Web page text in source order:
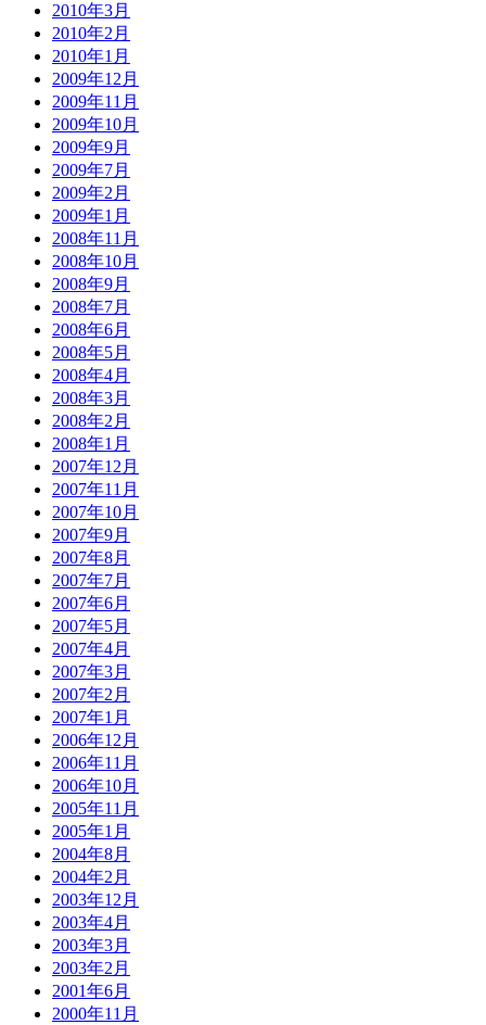
2010年3月
2010年2月
2010年1月
2009年12月
2009年11月
2009年10月
2009年9月
2009年7月
2009年2月
2009年1月
2008年11月
2008年10月
2008年9月
2008年7月
2008年6月
2008年5月
2008年4月
2008年3月
2008年2月
2008年1月
2007年12月
2007年11月
2007年10月
2007年9月
2007年8月
2007年7月
2007年6月
2007年5月
2007年4月
2007年3月
2007年2月
2007年1月
2006年12月
2006年11月
2006年10月
2005年11月
2005年1月
2004年8月
2004年2月
2003年12月
2003年4月
2003年3月
2003年2月
2001年6月
2000年11月